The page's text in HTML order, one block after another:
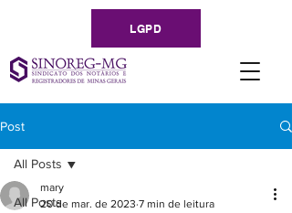
LGPD
Post
All Posts
All Posts
mary
20 de mar. de 2023 7 min de leitura